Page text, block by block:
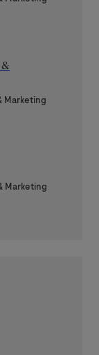
Marketing
Marketing
teilen